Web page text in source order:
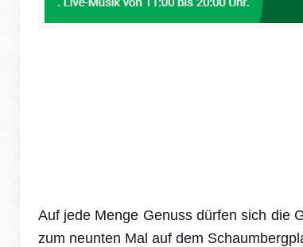
Auf jede Menge Genuss dürfen sich die
zum neunten Mal auf dem